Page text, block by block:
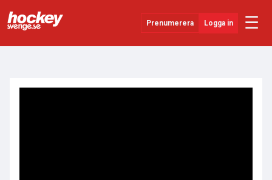
Prenumerera Logga in ☰